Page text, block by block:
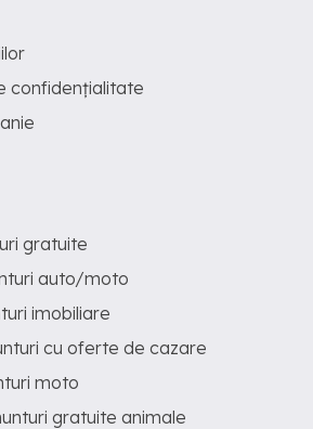
confidențialitate
gratuite
auto/moto
imobiliare
cu oferte de cazare
moto
gratuite animale